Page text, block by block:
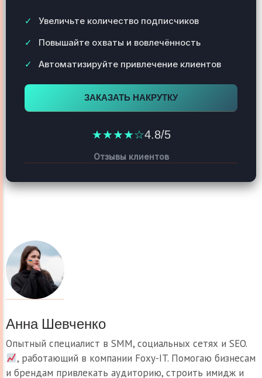
Увеличьте количество подписчиков
Повышайте охваты и вовлечённость
Автоматизируйте привлечение клиентов
ЗАКАЗАТЬ НАКРУТКУ
★★★★☆4.8/5
Отзывы клиентов
Анна Шевченко
Опытный специалист в SMM, социальных сетях и SEO.
, работающий в компании Foxy-IT. Помогаю бизнесам
и брендам привлекать аудиторию, строить имидж и